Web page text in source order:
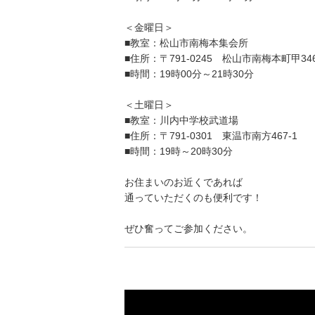
＜金曜日＞
■教室：松山市南梅本集会所
■住所：〒791-0245 松山市南梅本町甲
■時間：19時00分～21時30分
＜土曜日＞
■教室：川内中学校武道場
■住所：〒791-0301 東温市南方467-1
■時間：19時～20時30分
お住まいのお近くであれば
通っていただくのも便利です！
ぜひ奮ってご参加ください。